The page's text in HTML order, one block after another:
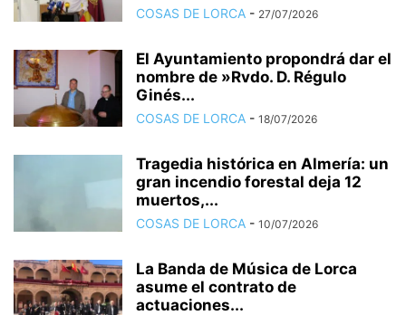
COSAS DE LORCA - 27/07/2026
El Ayuntamiento propondrá dar el
nombre de »Rvdo. D. Régulo
Ginés...
COSAS DE LORCA - 18/07/2026
Tragedia histórica en Almería: un
gran incendio forestal deja 12
muertos,...
COSAS DE LORCA - 10/07/2026
La Banda de Música de Lorca
asume el contrato de
actuaciones...